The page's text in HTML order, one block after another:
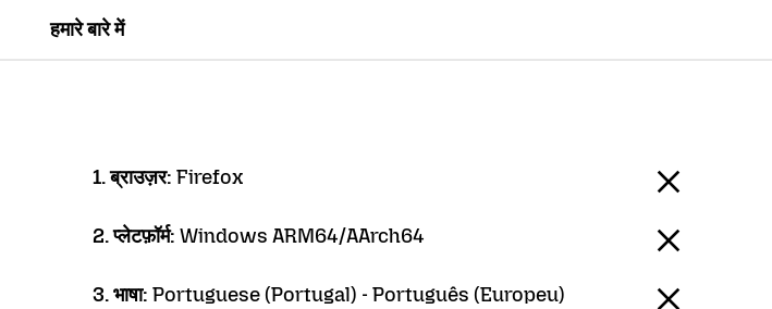
हमारे बारे में
1. ब्राउज़र: Firefox
2. प्लेटफ़ॉर्म: Windows ARM64/AArch64
3. भाषा: Portuguese (Portugal) - Português (Europeu)